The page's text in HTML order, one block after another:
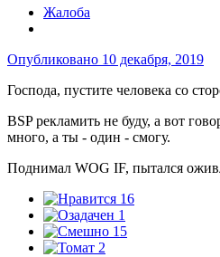
Жалоба
Опубликовано 10 декабря, 2019
Господа, пустите человека со
BSP рекламить не буду, а вот
много, а ты - один - смогу.
Поднимал WOG IF, пытался
16
1
15
2